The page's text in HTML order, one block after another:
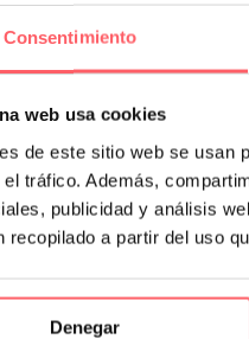
Consentimiento
web usa cookies
de este sitio web se usan
tráfico. Además,
publicidad y análisis
recopilado a partir del uso
Denegar
importantes
te contamos las
suelen ser: un
de radiofrecuencia con